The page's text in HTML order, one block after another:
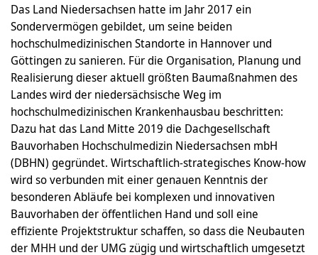
Das Land Niedersachsen hatte im Jahr 2017 ein
Sondervermögen gebildet, um seine beiden
hochschulmedizinischen Standorte in Hannover und
Göttingen zu sanieren. Für die Organisation, Planung und
Realisierung dieser aktuell größten Baumaßnahmen des
Landes wird der niedersächsische Weg im
hochschulmedizinischen Krankenhausbau beschritten:
Dazu hat das Land Mitte 2019 die Dachgesellschaft
Bauvorhaben Hochschulmedizin Niedersachsen mbH
(DBHN) gegründet. Wirtschaftlich-strategisches Know-how
wird so verbunden mit einer genauen Kenntnis der
besonderen Abläufe bei komplexen und innovativen
Bauvorhaben der öffentlichen Hand und soll eine
effiziente Projektstruktur schaffen, so dass die Neubauten
der MHH und der UMG zügig und wirtschaftlich umgesetzt